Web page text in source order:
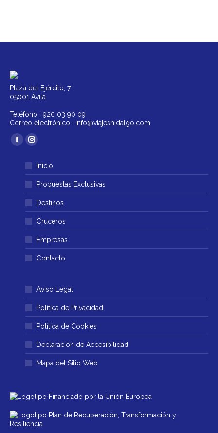
Plaza del Ejército, 7
05001 Ávila
Teléfono · 920 03 90 09
Correo electrónico · info@viajeshidalgo.com
Encuéntranos en:
Facebook
abre
una
ventana
Instagram
se
abre
en
una
ventana
Inicio
Propuestas Exclusivas
Destinos
Cruceros
Empresas
Contacto
Aviso Legal
Política de Privacidad
Política de Cookies
Declaración de Accesibilidad
Mapa del Sitio Web